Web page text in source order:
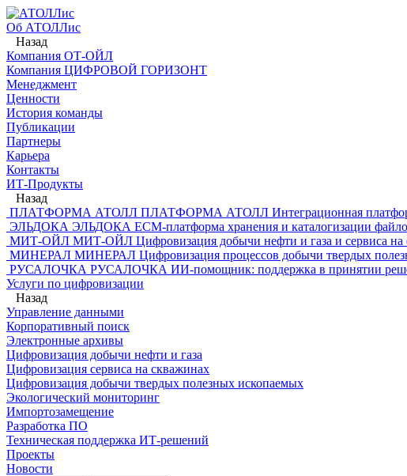
Об АТОЛЛис
Назад
Компания ОТ-ОЙЛ
Компания ЦИФРОВОЙ ГОРИЗОНТ
Менеджмент
Ценности
История команды
Публикации
Партнеры
Карьера
Контакты
ИТ-Продукты
Назад
ПЛАТФОРМА АТОЛЛ ПЛАТФОРМА АТОЛЛ Интеграционная
ЭЛЬДОКА ЭЛЬДОКА ECM-платформа хранения и каталогизации
МИТ-ОЙЛ МИТ-ОЙЛ Цифровизация добычи нефти и газа и сервиса на
МИНЕРАЛ МИНЕРАЛ Цифровизация процессов добычи твердых
РУСАЛОЧКА РУСАЛОЧКА ИИ-помощник: поддержка в принятии
Услуги по цифровизации
Назад
Управление данными
Корпоративный поиск
Электронные архивы
Цифровизация добычи нефти и газа
Цифровизация сервиса на скважинах
Цифровизация добычи твердых полезных ископаемых
Экологический мониторинг
Импортозамещение
Разработка ПО
Техническая поддержка ИТ-решений
Проекты
Новости